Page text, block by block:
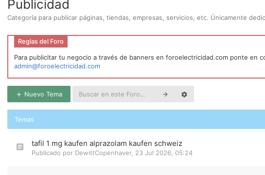
Publicidad
Categoría para publicar páginas, tiendas, empresas, servicios, etc. Únicamente
Reglas del Foro
Para publicitar tu negocio a través de banners en foroelectricidad.com ponte en
admin@foroelectricidad.com
Nuevo Tema
Temas
tafil 1 mg kaufen alprazolam kaufen schweiz
Publicado por DewittCopenhaver, 23 Jul 2026, 05:24